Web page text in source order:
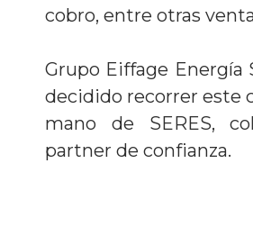
cobro, entre otras
Grupo Eiffage Energía
decidido recorrer este
mano de SERES,
partner de confianza.